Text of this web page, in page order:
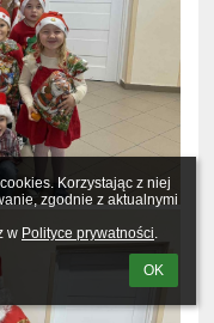
Korzystając z niej
zgodnie z aktualnymi
w Polityce prywatności.
OK